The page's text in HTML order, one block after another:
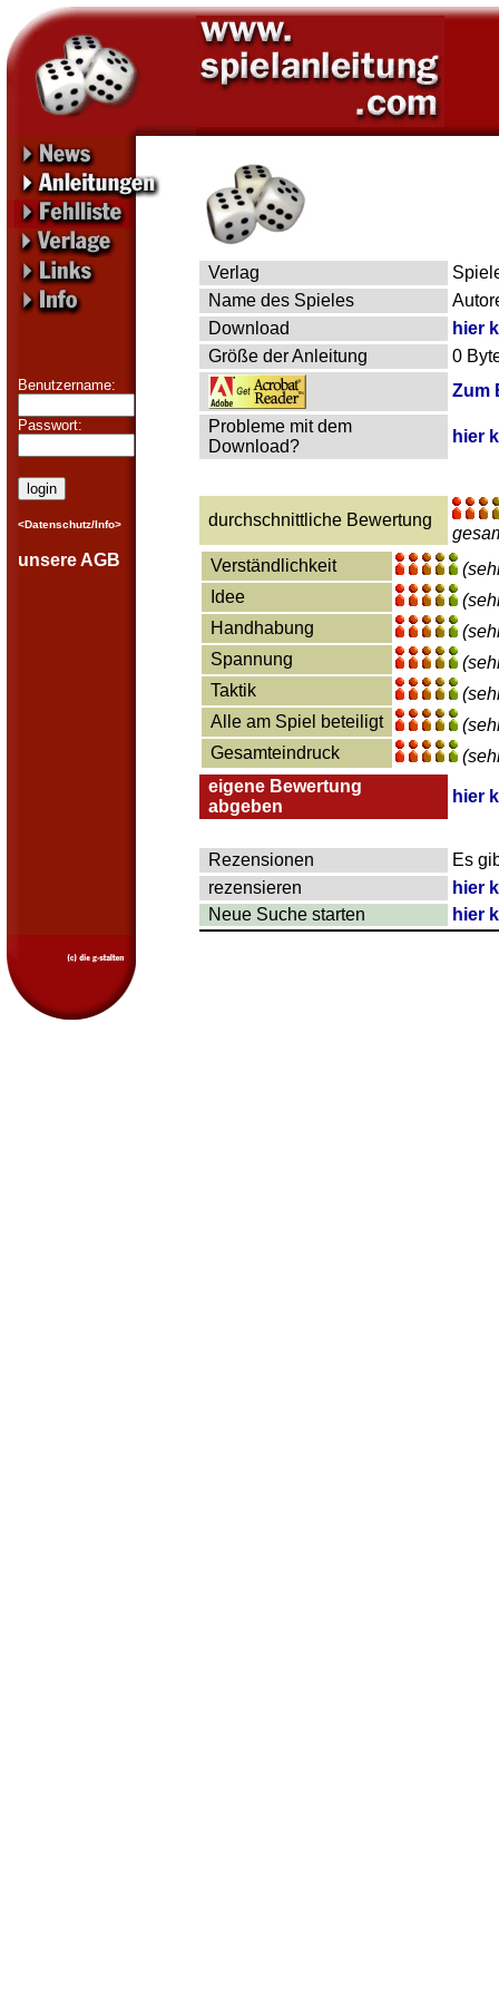
Benutzername:
Passwort:
<Datenschutz/Info>
unsere AGB
Verlag
Name des Spieles
Download
hier
Größe der Anleitung
0
Zum
Probleme mit dem
Download?
hier
durchschnittliche Bewertung
Verständlichkeit
Idee
Handhabung
Spannung
Taktik
Alle am Spiel beteiligt
Gesamteindruck
eigene Bewertung
abgeben
hier
Rezensionen
Es
rezensieren
hier
Neue Suche starten
hier